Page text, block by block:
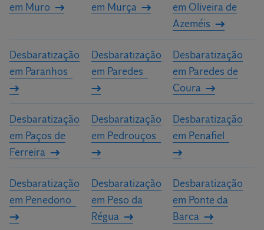
em Muro
em Murça
em Oliveira de
Azeméis
Desbaratização
em Paranhos
Desbaratização
em Paredes
Desbaratização
em Paredes de
Coura
Desbaratização
em Paços de
Ferreira
Desbaratização
em Pedrouços
Desbaratização
em Penafiel
Desbaratização
em Penedono
Desbaratização
em Peso da
Régua
Desbaratização
em Ponte da
Barca